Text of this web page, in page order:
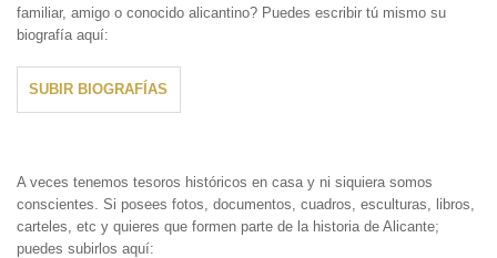
familiar, amigo o conocido alicantino? Puedes escribir tú mismo su
biografía aquí:
SUBIR BIOGRAFÍAS
A veces tenemos tesoros históricos en casa y ni siquiera somos
conscientes. Si posees fotos, documentos, cuadros, esculturas, libros,
carteles, etc y quieres que formen parte de la historia de Alicante;
puedes subirlos aquí: